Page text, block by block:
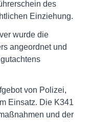
des
Einziehung.
wurde die
angeordnet und
von Polizei,
Einsatz. Die K341
und der